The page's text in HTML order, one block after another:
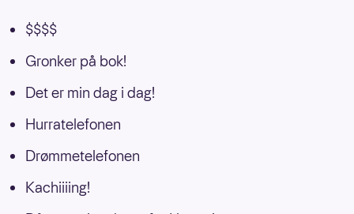
$$$$
Gronker på bok!
Det er min dag i dag!
Hurratelefonen
Drømmetelefonen
Kachiiiing!